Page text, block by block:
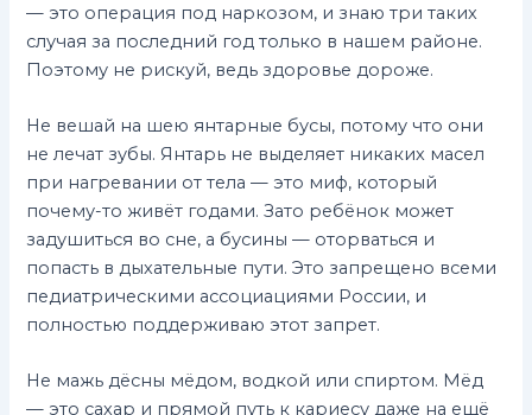
— это операция под наркозом, и знаю три таких
случая за последний год только в нашем районе.
Поэтому не рискуй, ведь здоровье дороже.
Не вешай на шею янтарные бусы, потому что они
не лечат зубы. Янтарь не выделяет никаких масел
при нагревании от тела — это миф, который
почему-то живёт годами. Зато ребёнок может
задушиться во сне, а бусины — оторваться и
попасть в дыхательные пути. Это запрещено всеми
педиатрическими ассоциациями России, и
полностью поддерживаю этот запрет.
Не мажь дёсны мёдом, водкой или спиртом. Мёд
— это сахар и прямой путь к кариесу даже на ещё